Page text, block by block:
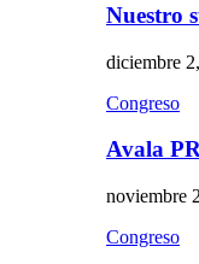
Nuestro
diciembre
Congreso
Avala
noviembre
Congreso